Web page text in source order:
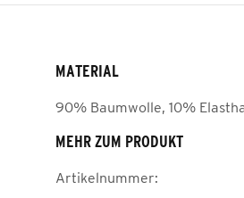
MATERIAL
90% Baumwolle, 10%
MEHR ZUM PRODUKT
Artikelnummer: